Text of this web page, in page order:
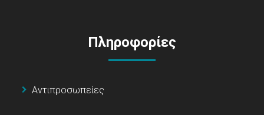
Πληροφορίες
Αντιπροσωπείες